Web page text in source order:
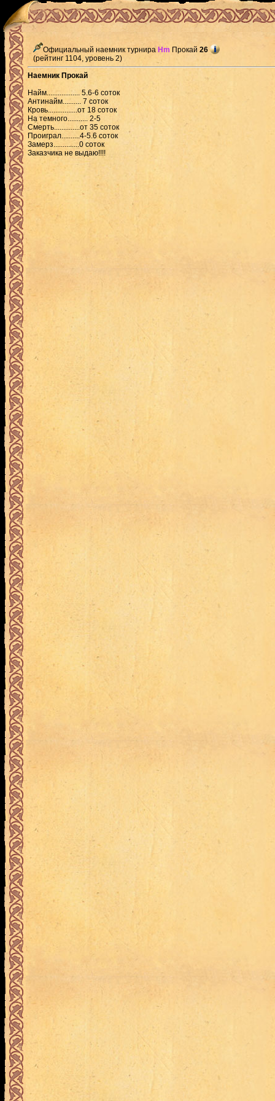
Официальный наемник турнира Hm Прокай 26
(рейтинг 1104, уровень 2)
Наемник Прокай
Найм.................. 5.6-6 соток
Антинайм.......... 7 соток
Кровь................от 18 соток
На темного........... 2-5
Смерть..............от 35 соток
Проиграл..........4-5.6 соток
Замерз..............0 соток
Заказчика не выдаю!!!!